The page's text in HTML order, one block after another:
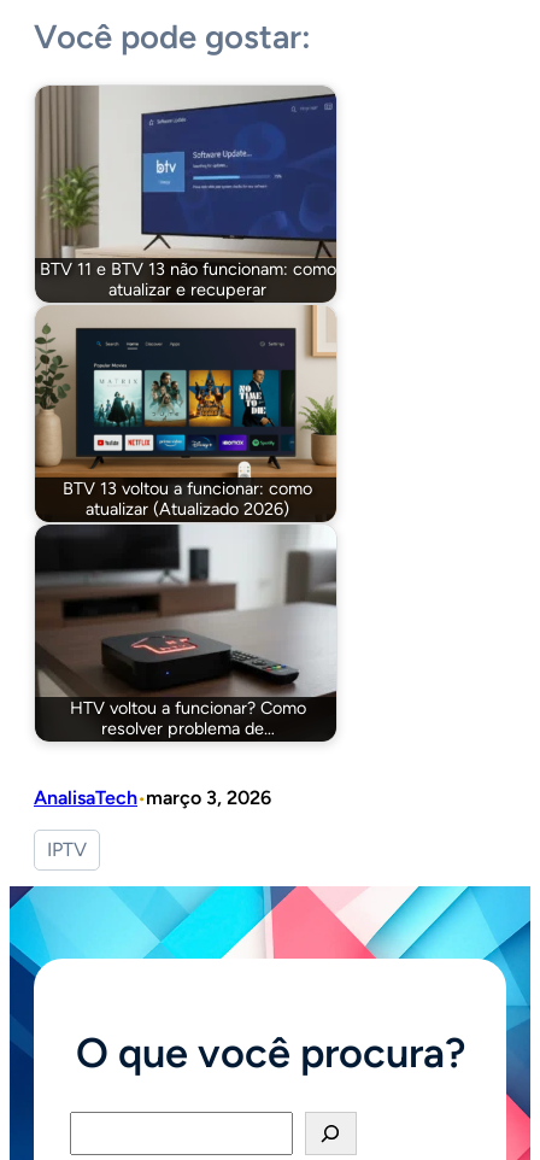
Você pode gostar:
BTV 11 e BTV 13 não funcionam: como
atualizar e recuperar
BTV 13 voltou a funcionar: como
atualizar (Atualizado 2026)
HTV voltou a funcionar? Como
resolver problema de…
AnalisaTech•março 3, 2026
IPTV
O que você procura?